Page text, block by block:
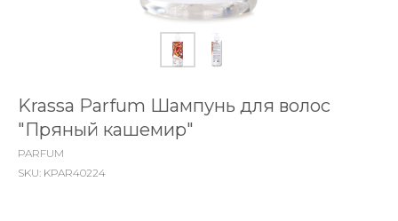
Krassa Parfum Шампунь для волос
"Пряный кашемир"
PARFUM
SKU: KPAR40224